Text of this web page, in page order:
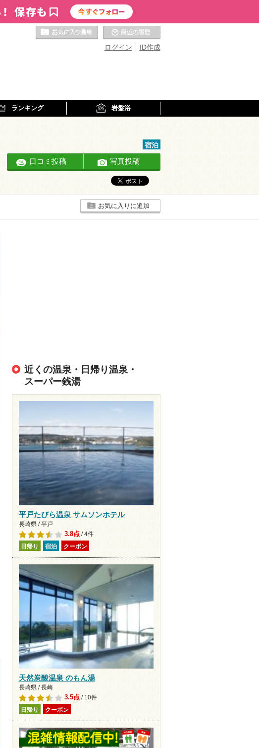
ID作成
ログイン
お気に入りの温泉
ランキング 岩盤浴
宿泊
口コミ投稿 写真投稿
お気に入りに追加
近くの温泉・日帰り温泉・
スーパー銭湯
平戸たびら温泉 サムソンホテル
長崎県 / 平戸
3.8点/ 4件
日帰り 宿泊 クーポン
天然炭酸温泉 のもん湯
長崎県 / 長崎
3.5点/ 10件
日帰り クーポン